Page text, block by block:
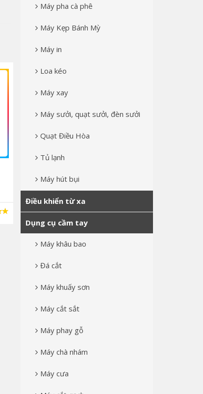
Sling xích cẩu
XEM CHI TIẾT
196.350 đ
XEM CHI TIẾT
Máy pha cà phê
Máy Kẹp Bánh Mỳ
Máy in
Loa kéo
Máy xay
Máy sưởi, quạt sưởi, đèn sưởi
Quạt Điều Hòa
Tủ lạnh
Máy hút bụi
Điều khiển từ xa
Dụng cụ cầm tay
Máy khâu bao
Đá cắt
Máy khuấy sơn
Máy cắt sắt
Máy phay gỗ
Máy chà nhám
Máy cưa